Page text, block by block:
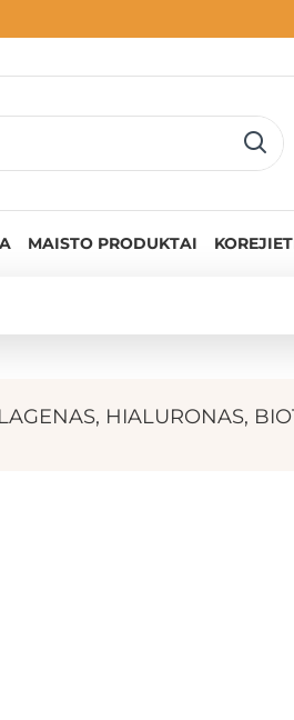
MAISTO PRODUKTAI
HIALURONAS,